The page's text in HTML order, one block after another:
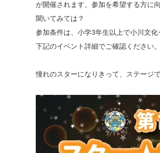
が開催されます。参加を希望する方に
聞いてみては？
参加条件は、小学3年生以上で小川文
下記のイベント詳細でご確認ください。
憧れのスターになりきって、ステージ